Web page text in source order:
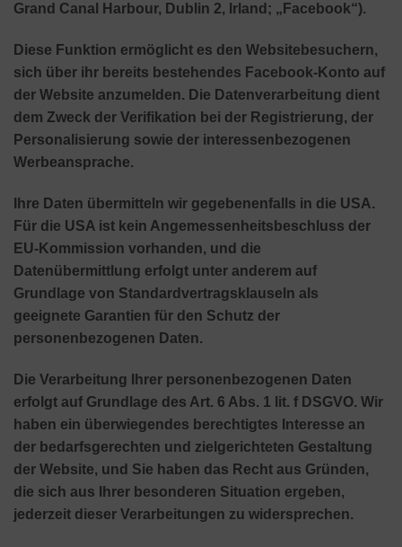
Grand Canal Harbour, Dublin 2, Irland; „Facebook“).
Diese Funktion ermöglicht es den Websitebesuchern,
sich über ihr bereits bestehendes Facebook-Konto auf
der Website anzumelden. Die Datenverarbeitung dient
dem Zweck der Verifikation bei der Registrierung, der
Personalisierung sowie der interessenbezogenen
Werbeansprache.
Ihre Daten übermitteln wir gegebenenfalls in die USA.
Für die USA ist kein Angemessenheitsbeschluss der
EU-Kommission vorhanden, und die
Datenübermittlung erfolgt unter anderem auf
Grundlage von Standardvertragsklauseln als
geeignete Garantien für den Schutz der
personenbezogenen Daten.
Die Verarbeitung Ihrer personenbezogenen Daten
erfolgt auf Grundlage des Art. 6 Abs. 1 lit. f DSGVO. Wir
haben ein überwiegendes berechtigtes Interesse an
der bedarfsgerechten und zielgerichteten Gestaltung
der Website, und Sie haben das Recht aus Gründen,
die sich aus Ihrer besonderen Situation ergeben,
jederzeit dieser Verarbeitungen zu widersprechen.